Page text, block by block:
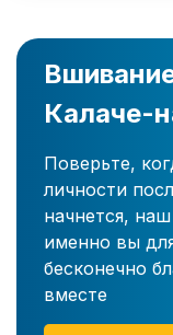
Калаче-
Поверьте,
личности
начнется,
именно вы
бесконечно
вместе